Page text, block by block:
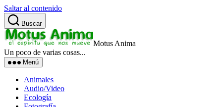
Saltar al contenido
Buscar
Motus Anima
Un poco de varias cosas...
Menú
Animales
Audio/Video
Ecología